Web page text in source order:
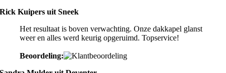
Rick Kuipers uit Sneek
Het resultaat is boven verwachting. Onze dakkapel glanst
weer en alles werd keurig opgeruimd. Topservice!
Beoordeling: